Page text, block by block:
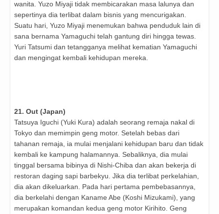
wanita. Yuzo Miyaji tidak membicarakan masa lalunya dan
sepertinya dia terlibat dalam bisnis yang mencurigakan.
Suatu hari, Yuzo Miyaji menemukan bahwa penduduk lain di
sana bernama Yamaguchi telah gantung diri hingga tewas.
Yuri Tatsumi dan tetangganya melihat kematian Yamaguchi
dan mengingat kembali kehidupan mereka.
21. Out (Japan)
Tatsuya Iguchi (Yuki Kura) adalah seorang remaja nakal di
Tokyo dan memimpin geng motor. Setelah bebas dari
tahanan remaja, ia mulai menjalani kehidupan baru dan tidak
kembali ke kampung halamannya. Sebaliknya, dia mulai
tinggal bersama bibinya di Nishi-Chiba dan akan bekerja di
restoran daging sapi barbekyu. Jika dia terlibat perkelahian,
dia akan dikeluarkan. Pada hari pertama pembebasannya,
dia berkelahi dengan Kaname Abe (Koshi Mizukami), yang
merupakan komandan kedua geng motor Kirihito. Geng